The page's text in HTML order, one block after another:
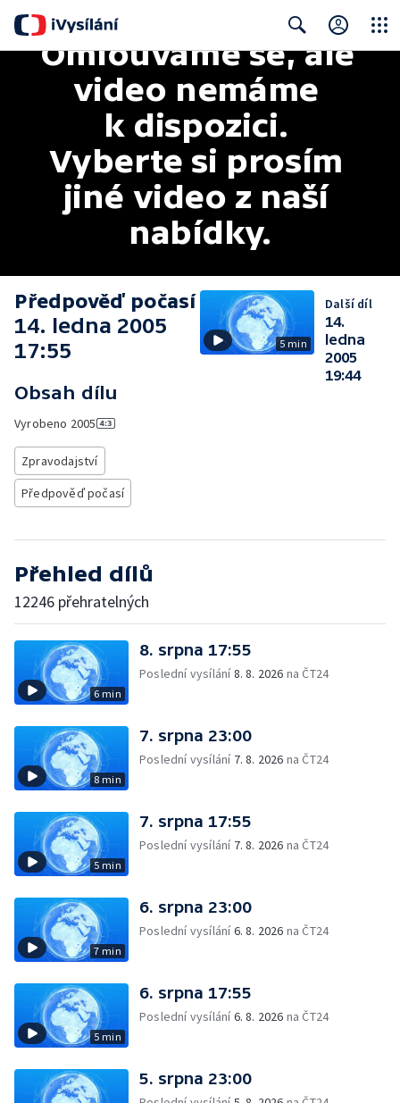
Search
Omlouváme se, ale
video nemáme
k dispozici.
Vyberte si prosím
jiné video z naší
nabídky.
Předpověď počasí
14. ledna 2005
17:55
Obsah dílu
Vyrobeno 2005
Zpravodajství
Předpověď počasí
5 min
Další díl
14.
ledna
2005
19:44
Přehled dílů
12246 přehratelných
6 min
8. srpna 17:55
Poslední vysílání8. 8. 2026 na ČT24
8 min
7. srpna 23:00
Poslední vysílání 7. 8. 2026 na ČT24
5 min
7. srpna 17:55
Poslední vysílání 7. 8. 2026 na ČT24
7 min
6. srpna 23:00
Poslední vysílání6. 8. 2026 na ČT24
5 min
6. srpna 17:55
Poslední vysílání6. 8. 2026 na ČT24
5. srpna 23:00